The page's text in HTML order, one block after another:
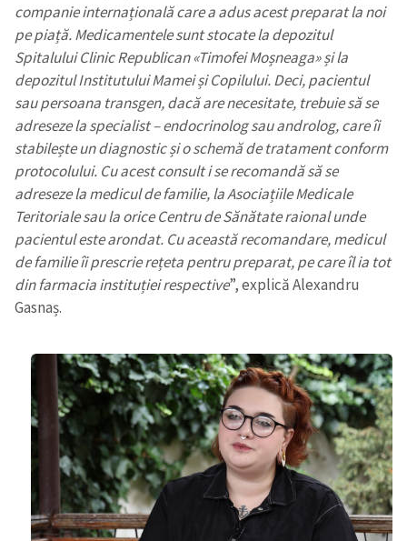
companie internațională care a adus acest preparat la noi
pe piață. Medicamentele sunt stocate la depozitul
Spitalului Clinic Republican«Timofei Moșneaga»și la
depozitul Institutului Mamei și Copilului. Deci, pacientul
sau persoana transgen, dacă are necesitate, trebuie să se
adreseze la specialist – endocrinolog sau androlog, care îi
stabilește un diagnostic și o schemă de tratament conform
protocolului. Cu acest consult i se recomandă să se
adreseze la medicul de familie, la Asociațiile Medicale
Teritoriale sau la orice Centru de Sănătate raional unde
pacientul este arondat. Cu această recomandare, medicul
de familie îi prescrie rețeta pentru preparat, pe care îl ia tot
din farmacia instituției respective”, explică Alexandru
Gasnaș.